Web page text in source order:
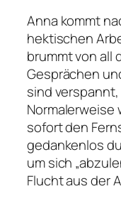
Anna kommt
hektischen
brummt von all
Gesprächen
sind
Normalerweise
sofort den
gedankenlos
um sich
Flucht aus der